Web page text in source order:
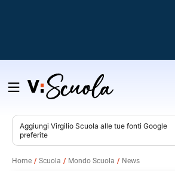
Salta
contenuto
Aggiungi Virgilio Scuola alle tue fonti Google
preferite
Home Scuola Mondo Scuola News